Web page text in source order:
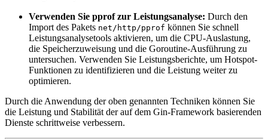
Verwenden Sie pprof zur Leistungsanalyse: Durch den
Import des Pakets net/http/pprof können Sie schnell
Leistungsanalysetools aktivieren, um die CPU-Auslastung,
die Speicherzuweisung und die Goroutine-Ausführung zu
untersuchen. Verwenden Sie Leistungsberichte, um Hotspot-
Funktionen zu identifizieren und die Leistung weiter zu
optimieren.
Durch die Anwendung der oben genannten Techniken können Sie
die Leistung und Stabilität der auf dem Gin-Framework basierenden
Dienste schrittweise verbessern.